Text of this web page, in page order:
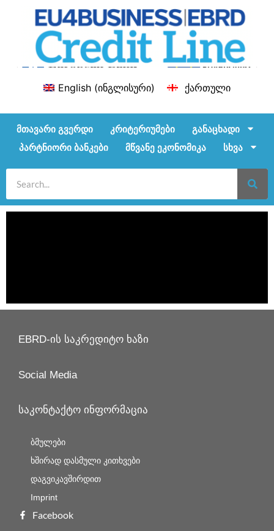
English (ინგლისური) ქართული
მთავარი გვერდი კრიტერიუმები
განაცხადი
პარტნიორი ბანკები
მწვანე ეკონომიკა სხვა
EBRD-ის საკრედიტო ხაზი
Social Media
საკონტაქტო ინფორმაცია
ბმულები
ხშირად დასმული კითხვები
დაგვიკავშირდით
Imprint
Facebook